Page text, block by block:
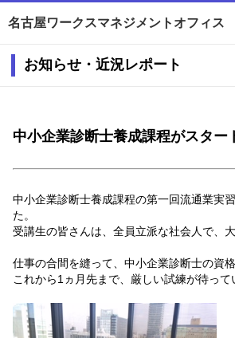
名古屋ワークスマネジメントオフィス
お知らせ・近況レポート
中小企業診断士養成課程がスター
中小企業診断士養成課程の第一回流通業実
た。
受講生の皆さんは、全員立派な社会人で、大
仕事の合間を縫って、中小企業診断士の資
これから1ヵ月先まで、厳しい試練が待って